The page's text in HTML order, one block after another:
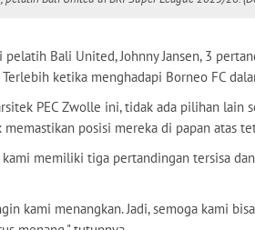
pelatih Bali United, Johnny Jansen, 3
Terlebih ketika menghadapi Borneo FC
PEC Zwolle ini, tidak ada pilihan lain
posisi mereka di papan atas
kami memiliki tiga pertandingan tersisa
kami menangkan. Jadi, semoga kami